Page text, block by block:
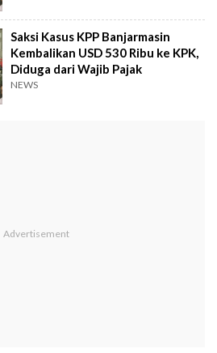
Saksi Kasus KPP Banjarmasin
Kembalikan USD 530 Ribu ke KPK,
Diduga dari Wajib Pajak
NEWS